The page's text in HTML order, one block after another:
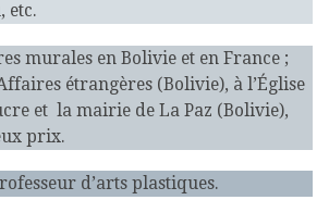
etc.
murales en Bolivie et en France ;
étrangères (Bolivie), à l’Église
et la mairie de La Paz (Bolivie),
prix.
d’arts plastiques.